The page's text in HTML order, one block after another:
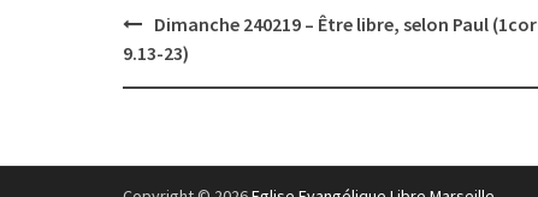
Post
navigation
Dimanche 240219 – Être libre, selon Paul (1cor
9.13-23)